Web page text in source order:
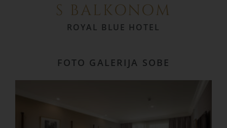
S BALKONOM
ROYAL BLUE HOTEL
FOTO GALERIJA SOBE